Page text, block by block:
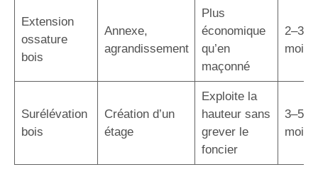
Extension
ossature
bois
Annexe,
agrandissement
Plus
économique
qu’en
maçonné
2–3
mois
Surélévation
bois
Création d’un
étage
Exploite la
hauteur sans
grever le
foncier
3–5
mois